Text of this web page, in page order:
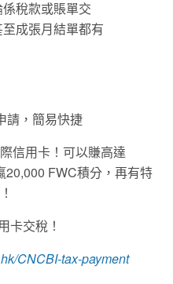
稅款或賬單交
成張月結單都有
請，簡易快捷
信用卡！可以賺高達
FWC積分，再有特
卡交稅！
CNCBI-tax-payment